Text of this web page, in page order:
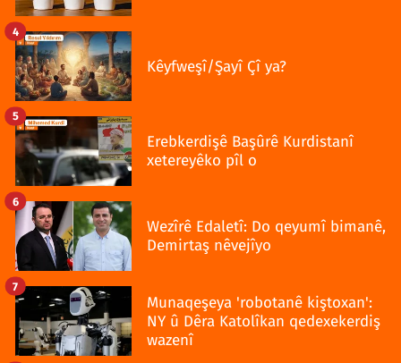
Kêyfweşî/Şayî Çî ya?
4
Erebkerdişê Başûrê Kurdistanî
xetereyêko pîl o
5
Wezîrê Edaletî: Do qeyumî bimanê,
Demirtaş nêvejîyo
6
Munaqeşeya 'robotanê kiştoxan':
NY û Dêra Katolîkan qedexekerdiş
wazenî
7